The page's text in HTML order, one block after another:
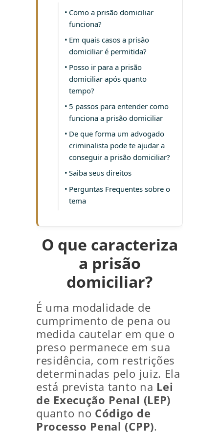
Como a prisão domiciliar
funciona?
Em quais casos a prisão
domiciliar é permitida?
Posso ir para a prisão
domiciliar após quanto
tempo?
5 passos para entender como
funciona a prisão domiciliar
De que forma um advogado
criminalista pode te ajudar a
conseguir a prisão domiciliar?
Saiba seus direitos
Perguntas Frequentes sobre o
tema
O que caracteriza
a prisão
domiciliar?
É uma modalidade de
cumprimento de pena ou
medida cautelar em que o
preso permanece em sua
residência, com restrições
determinadas pelo juiz. Ela
está prevista tanto na Lei
de Execução Penal (LEP)
quanto no Código de
Processo Penal (CPP).